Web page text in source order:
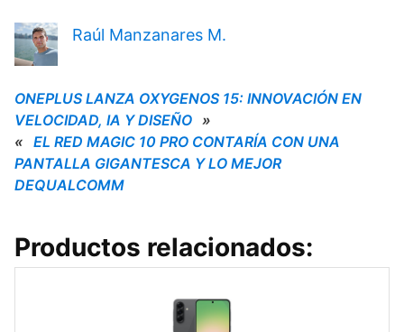
Raúl Manzanares M.
ONEPLUS LANZA OXYGENOS 15: INNOVACIÓN EN
VELOCIDAD, IA Y DISEÑO »
« EL RED MAGIC 10 PRO CONTARÍA CON UNA
PANTALLA GIGANTESCA Y LO MEJOR
DEQUALCOMM
Productos relacionados: